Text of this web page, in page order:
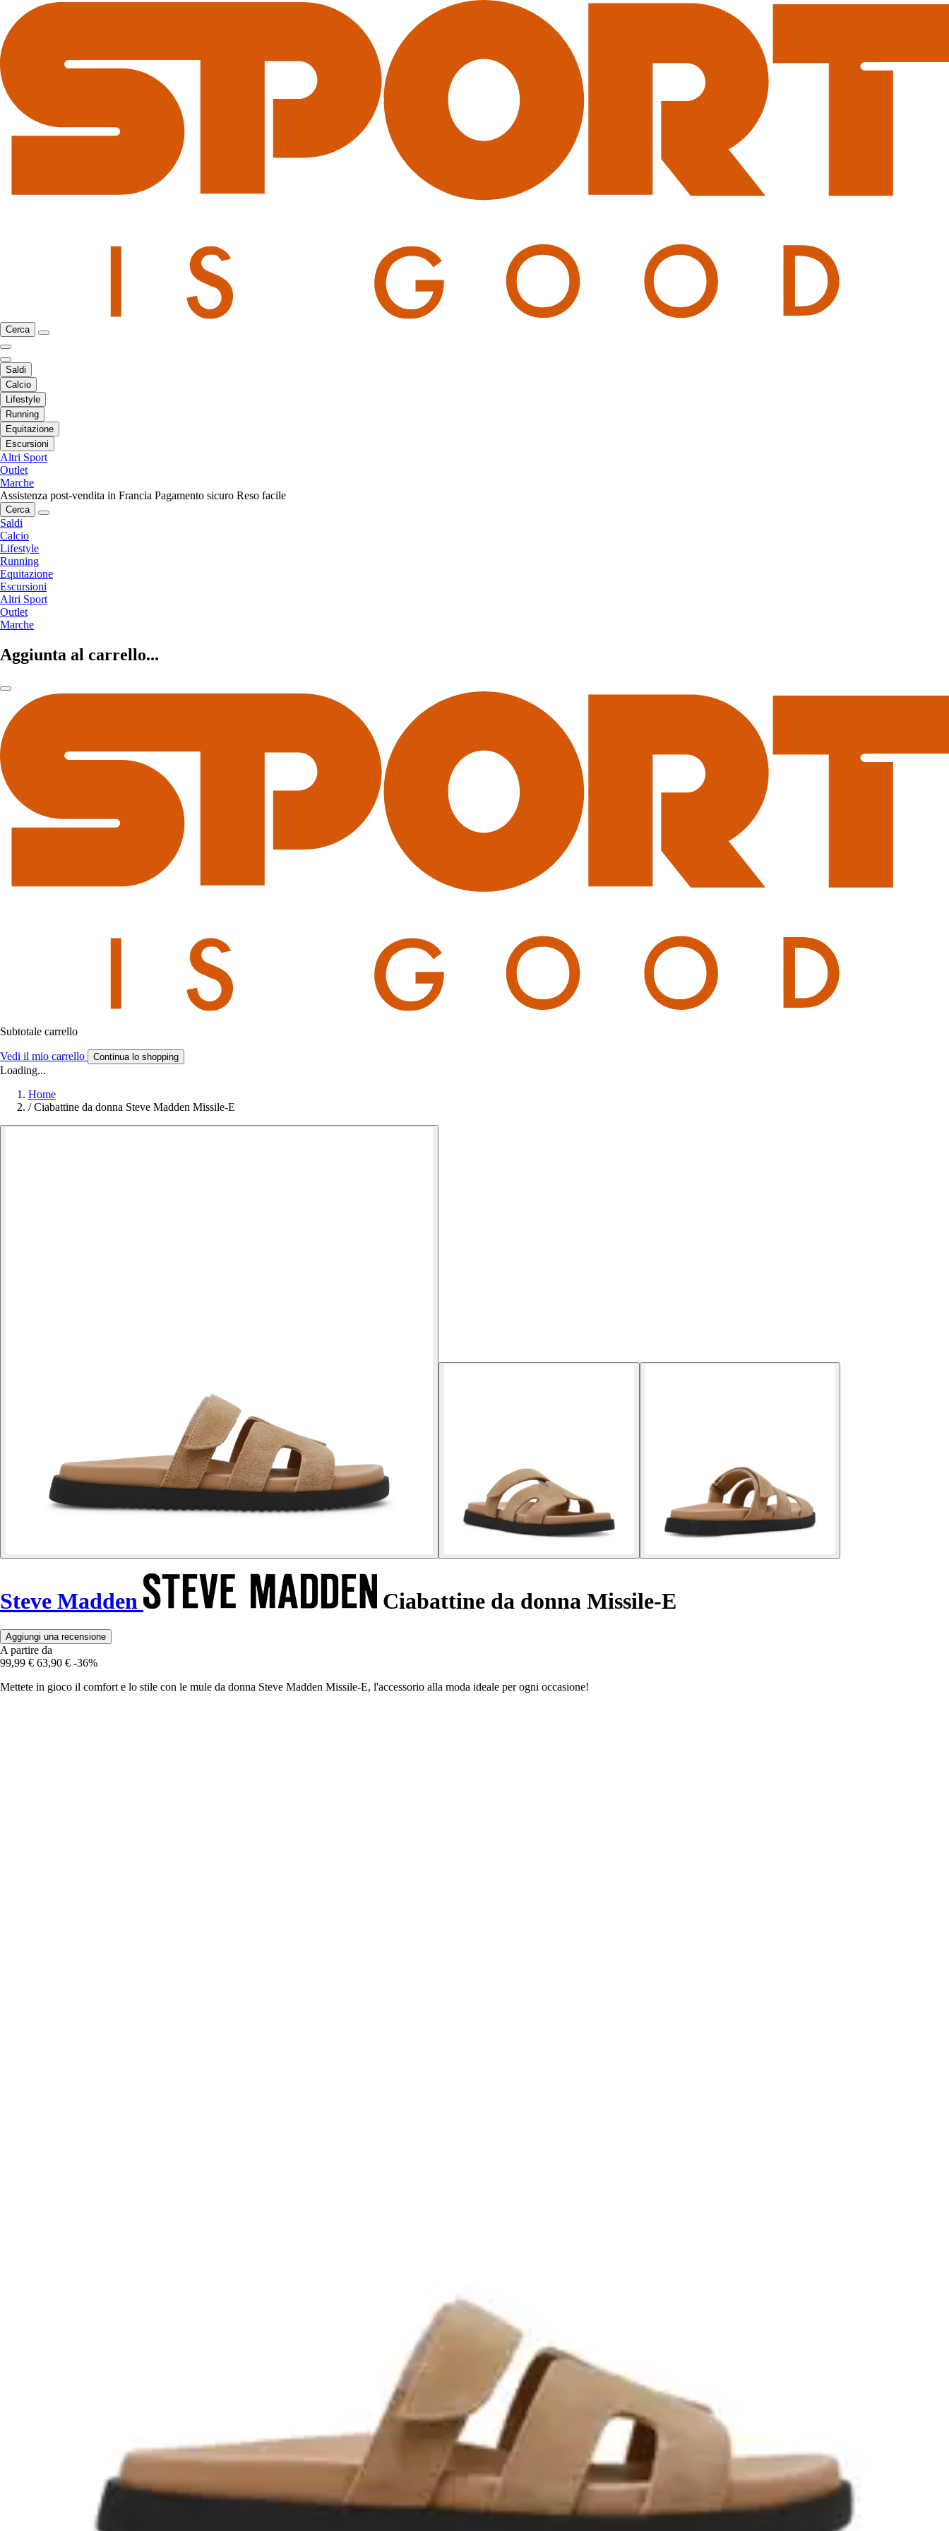
Cerca
Saldi
Calcio
Lifestyle
Running
Equitazione
Escursioni
Altri Sport
Outlet
Marche
Assistenza post-vendita in Francia Pagamento sicuro Reso facile
Cerca
Saldi
Calcio
Lifestyle
Running
Equitazione
Escursioni
Altri Sport
Outlet
Marche
Aggiunta al carrello...
Subtotale carrello
Vedi il mio carrello Continua lo shopping
Loading...
Home
/ Ciabattine da donna Steve Madden Missile-E
Steve Madden Ciabattine da donna Missile-E
Aggiungi una recensione
A partire da
99,99 € 63,90 € -36%
Mettete in gioco il comfort e lo stile con le mule da donna Steve Madden Missile-E, l'accessorio alla moda ideale per ogni occasione!